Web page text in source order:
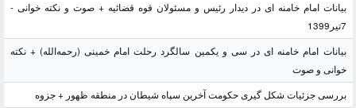
بیانات امام خامنه ای در دیدار رئیس و مسئولان قوه قضائیه + صوت و نکته خوانی -
7تیر1399
بیانات امام خامنه ای در سی و یکمین سالگرد رحلت امام خمینی (رحمه‌الله) + نکته
خوانی و صوت
بررسی جزئیات شکل گیری حکومت آخرین سپاه شیطان در منطقه ظهور + جزوه